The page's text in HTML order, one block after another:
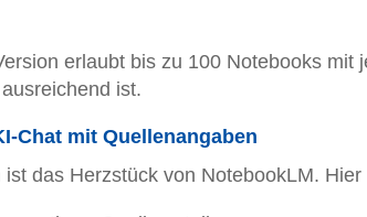
erlaubt bis zu 100 Notebooks mit
ist.
Chat mit Quellenangaben
ist das Herzstück von NotebookLM. Hier